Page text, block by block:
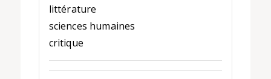
littérature
sciences humaines
critique